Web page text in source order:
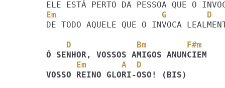
Em                     G        D
DE TODO AQUELE QUE O INVOCA
    D             Bm        F#m
      Em       A  D
VOSSO REINO GLORI-OSO! (BIS)